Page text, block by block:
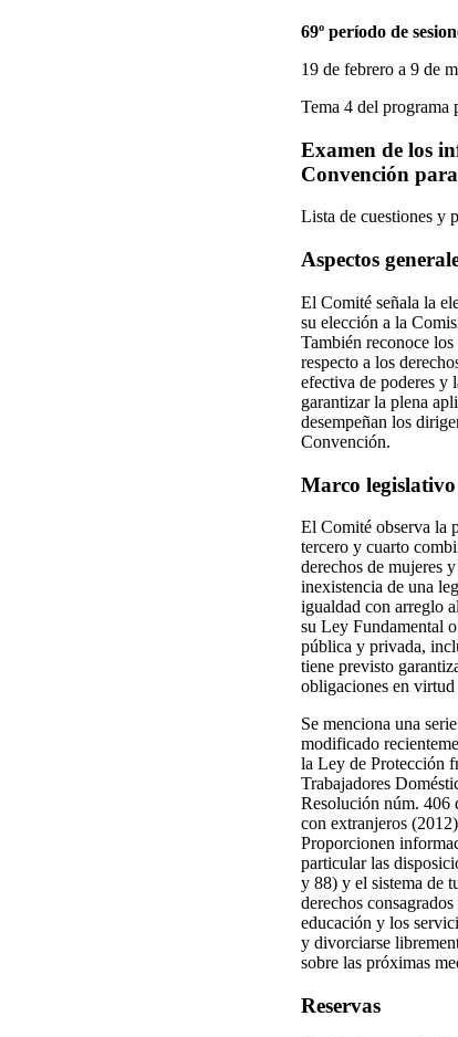
69º período de
19 de febrero a 9 de
Tema 4 del programa
Examen de los
Convención
Lista de cuestiones y
Aspectos
El Comité señala la
su elección a la
También reconoce
respecto a los
efectiva de poderes y
garantizar la plena
desempeñan los
Convención.
Marco legislativo
El Comité observa la
tercero y cuarto
derechos de mujeres
inexistencia de una
igualdad con arreglo
su Ley Fundamental
pública y privada,
tiene previsto
obligaciones en
Se menciona una
modificado
la Ley de Protección
Trabajadores
Resolución núm. 406
con extranjeros
Proporcionen
particular las
y 88) y el sistema de
derechos
educación y los
y divorciarse
sobre las próximas
Reservas